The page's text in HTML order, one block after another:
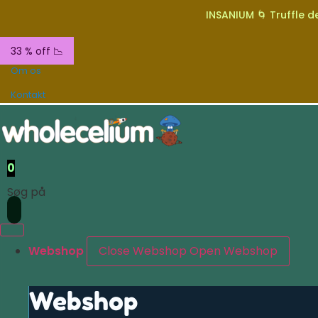
INSANIUM 🌀 Truffle
33 % off 📉
Om os
Kontakt
0
Søg på
Webshop Close Webshop Open Webshop
Webshop